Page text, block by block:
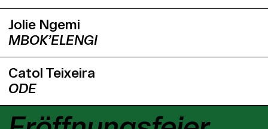
Jolie Ngemi
MBOK’ELENGI
Catol Teixeira
ODE